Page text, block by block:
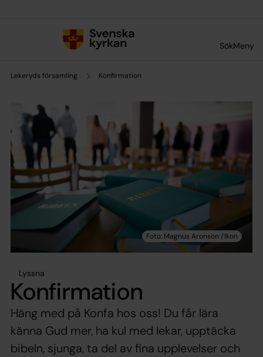
SökMeny
Lekeryds församling Konfirmation
Lyssna
Konfirmation
Häng med på Konfa hos oss! Du får lära
känna Gud mer, ha kul med lekar, upptäcka
bibeln, sjunga, ta del av fina upplevelser och